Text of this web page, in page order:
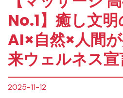
No.1】癒し文明
AI×自然×人間
来ウェルネス
2025-11-12